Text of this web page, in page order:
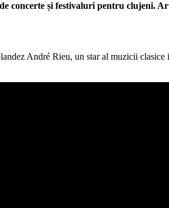
concerte și festivaluri pentru clujeni.
André Rieu, un star al muzicii clasice